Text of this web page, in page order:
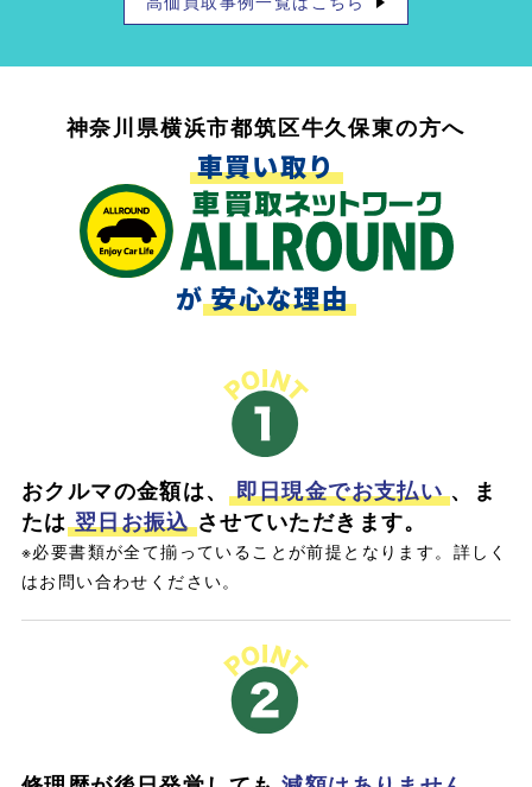
神奈川県横浜市都筑区牛久保東の方へ
車買い取り
が安心な理由
おクルマの金額は、 即日現金でお支払い 、ま
たは 翌日お振込 させていただきます。
※必要書類が全て揃っていることが前提となります。詳しく
はお問い合わせください。